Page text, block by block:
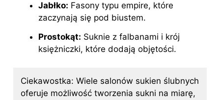
Jabłko: Fasony typu empire, które
zaczynają się pod biustem.
Prostokąt: Suknie z falbanami i krój
księżniczki, które dodają objętości.
Ciekawostka: Wiele salonów sukien ślubnych
oferuje możliwość tworzenia sukni na miarę,